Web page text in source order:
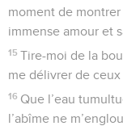
moment de
immense amour et
15 Tire-moi de la
me délivrer de
16 Que l’eau
l’abîme ne